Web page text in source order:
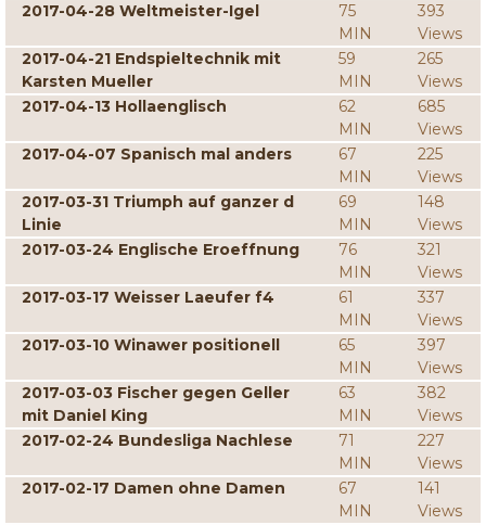
2017-04-28 Weltmeister-Igel
75
MIN
393
Views
2017-04-21 Endspieltechnik mit
Karsten Mueller
59
MIN
265
Views
2017-04-13 Hollaenglisch
62
MIN
685
Views
2017-04-07 Spanisch mal anders
67
MIN
225
Views
2017-03-31 Triumph auf ganzer d
Linie
69
MIN
148
Views
2017-03-24 Englische Eroeffnung
76
MIN
321
Views
2017-03-17 Weisser Laeufer f4
61
MIN
337
Views
2017-03-10 Winawer positionell
65
MIN
397
Views
2017-03-03 Fischer gegen Geller
mit Daniel King
63
MIN
382
Views
2017-02-24 Bundesliga Nachlese
71
MIN
227
Views
2017-02-17 Damen ohne Damen
67
MIN
141
Views